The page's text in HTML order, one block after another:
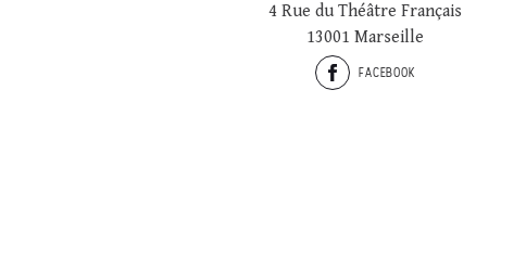
4 Rue du Théâtre Français
13001 Marseille
FACEBOOK